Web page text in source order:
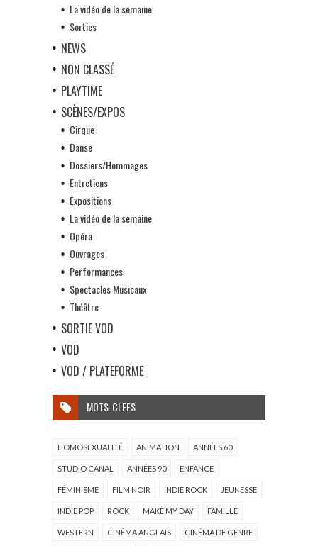
La vidéo de la semaine
Sorties
NEWS
NON CLASSÉ
PLAYTIME
SCÈNES/EXPOS
Cirque
Danse
Dossiers/Hommages
Entretiens
Expositions
La vidéo de la semaine
Opéra
Ouvrages
Performances
Spectacles Musicaux
Théâtre
SORTIE VOD
VOD
VOD / PLATEFORME
MOTS-CLEFS
HOMOSEXUALITÉ ANIMATION ANNÉES 60
STUDIO CANAL ANNÉES 90 ENFANCE
FÉMINISME FILM NOIR INDIE ROCK JEUNESSE
INDIE POP ROCK MAKE MY DAY FAMILLE
WESTERN CINÉMA ANGLAIS CINÉMA DE GENRE